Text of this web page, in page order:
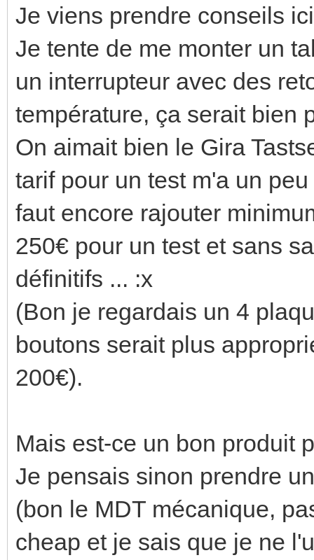
Je viens prendre conseils
Je tente de me monter un
un interrupteur avec des
température, ça serait bien
On aimait bien le Gira
tarif pour un test m'a un
faut encore rajouter
250€ pour un test et sans
définitifs ... :x
(Bon je regardais un 4
boutons serait plus
200€).
Mais est-ce un bon produit
Je pensais sinon prendre
(bon le MDT mécanique,
cheap et je sais que je ne